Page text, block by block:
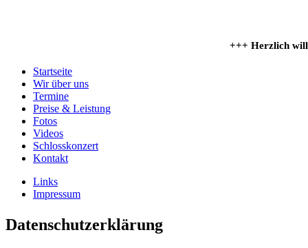
+++ Herzlich willkommen auf
Startseite
Wir über uns
Termine
Preise & Leistung
Fotos
Videos
Schlosskonzert
Kontakt
Links
Impressum
Datenschutzerklärung